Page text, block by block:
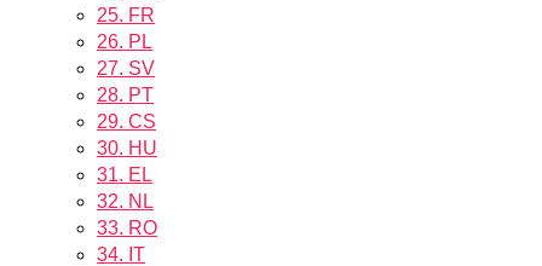
25. FR
26. PL
27. SV
28. PT
29. CS
30. HU
31. EL
32. NL
33. RO
34. IT